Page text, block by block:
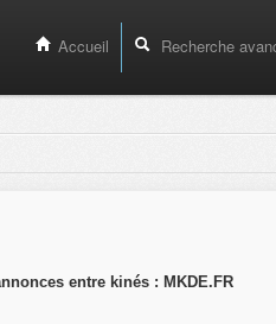
Accueil Recherche
entre kinés : MKDE.FR